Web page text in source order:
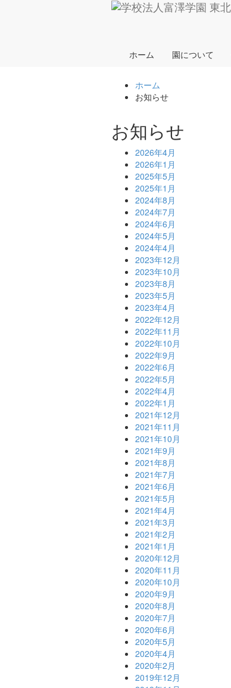
ホーム 園について
ホーム
お知らせ
お知らせ
2026年4月
2026年1月
2025年5月
2025年1月
2024年8月
2024年7月
2024年6月
2024年5月
2024年4月
2023年12月
2023年10月
2023年8月
2023年5月
2023年4月
2022年12月
2022年11月
2022年10月
2022年9月
2022年6月
2022年5月
2022年4月
2022年1月
2021年12月
2021年11月
2021年10月
2021年9月
2021年8月
2021年7月
2021年6月
2021年5月
2021年4月
2021年3月
2021年2月
2021年1月
2020年12月
2020年11月
2020年10月
2020年9月
2020年8月
2020年7月
2020年6月
2020年5月
2020年4月
2020年2月
2019年12月